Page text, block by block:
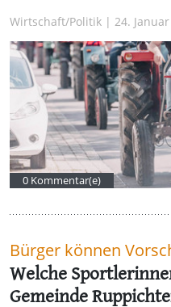
Wirtschaft/Politik | 24. Januar
0 Kommentar(e)
Bürger können
Welche
Gemeinde